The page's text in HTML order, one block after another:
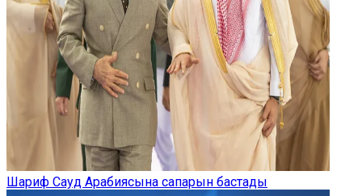
Шариф Сауд Арабиясына сапарын бастады